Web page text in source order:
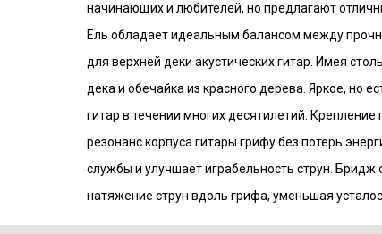
начинающих и любителей, но предлагают
Ель обладает идеальным балансом между
для верхней деки акустических гитар. Имея с
дека и обечайка из красного дерева. Яркое, но
гитар в течении многих десятилетий.
резонанс корпуса гитары грифу без потерь
службы и улучшает играбельность струн.
натяжение струн вдоль грифа, уменьшая